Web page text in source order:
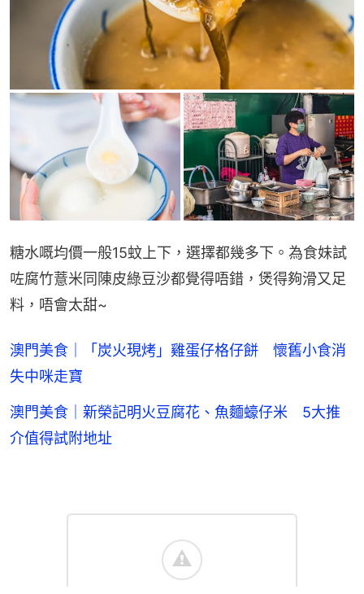
糖水嘅均價一般15蚊上下，選擇都幾多下。為食妹試
咗腐竹薏米同陳皮綠豆沙都覺得唔錯，煲得夠滑又足
料，唔會太甜~
澳門美食｜「炭火現烤」雞蛋仔格仔餅 懷舊小食消
失中咪走寶
澳門美食｜新榮記明火豆腐花、魚麵蠔仔米 5大推
介值得試附地址